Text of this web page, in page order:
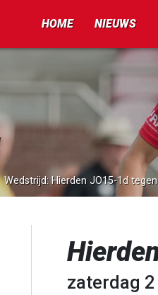
HOME NIEUWS
Wedstrijd: Hierden JO15-1d
zaterdag